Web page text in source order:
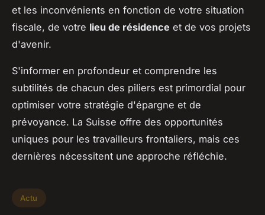
et les inconvénients en fonction de votre situation
fiscale, de votre lieu de résidence et de vos projets
d'avenir.
S'informer en profondeur et comprendre les
subtilités de chacun des piliers est primordial pour
optimiser votre stratégie d'épargne et de
prévoyance. La Suisse offre des opportunités
uniques pour les travailleurs frontaliers, mais ces
dernières nécessitent une approche réfléchie.
Actu